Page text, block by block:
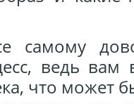
самому
ведь вам
что может